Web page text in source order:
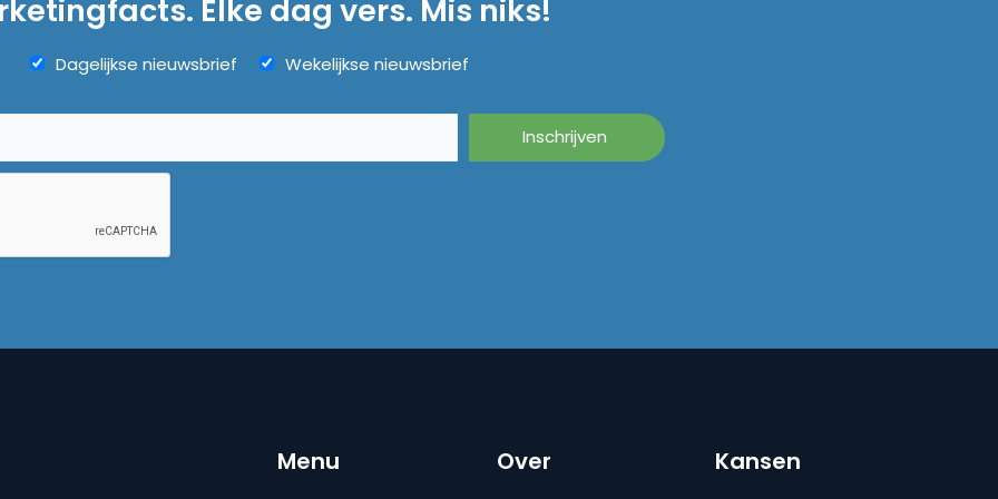
Elke dag vers. Mis niks!
Dagelijkse nieuwsbrief Wekelijkse nieuwsbrief
Menu Over Kansen